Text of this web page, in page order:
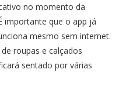
no momento da
importante que o app já
mesmo sem internet.
roupas e calçados
sentado por várias